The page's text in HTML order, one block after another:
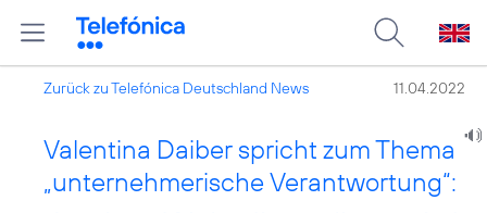
Zurück zu Telefónica Deutschland News 11.04.2022
Valentina Daiber spricht zum Thema
„unternehmerische Verantwortung“: